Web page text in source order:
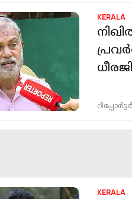
KERALA
KERALA